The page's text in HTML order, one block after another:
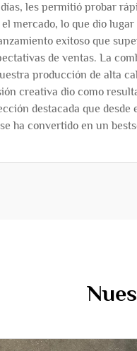
días, les permitió probar
el mercado, lo que dio lugar
exitoso que
de ventas. La
producción de alta
creativa dio como
destacada que desde
se ha convertido en un